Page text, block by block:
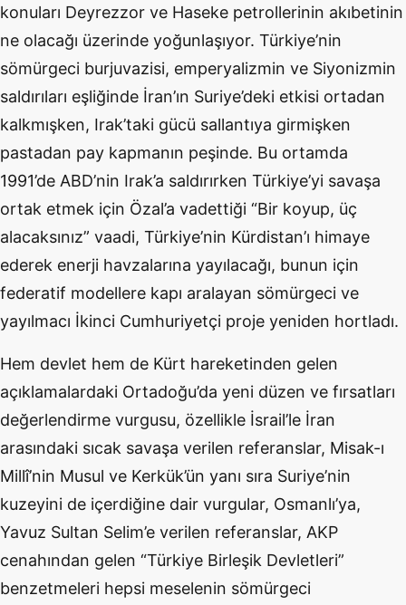
konuları Deyrezzor ve Haseke petrollerinin akıbetinin
ne olacağı üzerinde yoğunlaşıyor. Türkiye’nin
sömürgeci burjuvazisi, emperyalizmin ve Siyonizmin
saldırıları eşliğinde İran’ın Suriye’deki etkisi ortadan
kalkmışken, Irak’taki gücü sallantıya girmişken
pastadan pay kapmanın peşinde. Bu ortamda
1991’de ABD’nin Irak’a saldırırken Türkiye’yi savaşa
ortak etmek için Özal’a vadettiği “Bir koyup, üç
alacaksınız” vaadi, Türkiye’nin Kürdistan’ı himaye
ederek enerji havzalarına yayılacağı, bunun için
federatif modellere kapı aralayan sömürgeci ve
yayılmacı İkinci Cumhuriyetçi proje yeniden hortladı.
Hem devlet hem de Kürt hareketinden gelen
açıklamalardaki Ortadoğu’da yeni düzen ve fırsatları
değerlendirme vurgusu, özellikle İsrail’le İran
arasındaki sıcak savaşa verilen referanslar, Misak-ı
Millî’nin Musul ve Kerkük’ün yanı sıra Suriye’nin
kuzeyini de içerdiğine dair vurgular, Osmanlı’ya,
Yavuz Sultan Selim’e verilen referanslar, AKP
cenahından gelen “Türkiye Birleşik Devletleri”
benzetmeleri hepsi meselenin sömürgeci